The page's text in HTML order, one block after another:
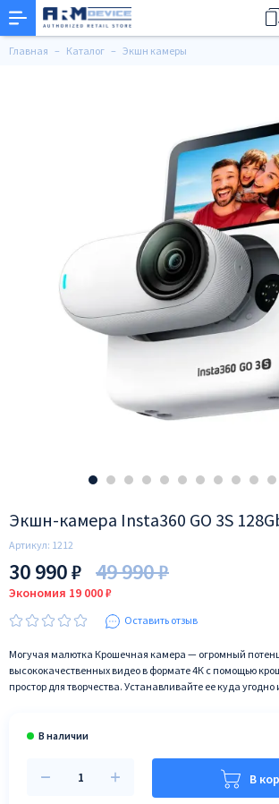
Главная Каталог Экшн камеры
Экшн-камера Insta360 GO 3S
Артикул: 1212
30 990 ₽ 49 990 ₽
Экономия 19 000 ₽
Оставить отзыв
Могучая малютка Крошечная камера — огромный
высококачественных видео в формате 4К с помощью
простор для творчества. Устанавливайте ее куда угодно
В